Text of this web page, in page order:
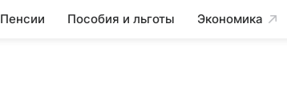
Пенсии Пособия и льготы Экономика